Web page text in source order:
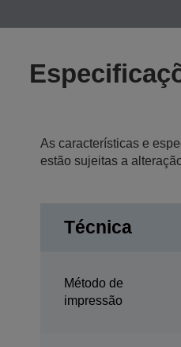
As características e
estão sujeitas a
Técnica
Método de
impressão